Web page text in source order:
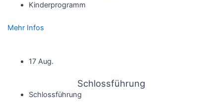
Kinderprogramm
Mehr Infos
17 Aug.
Schlossführung
Schlossführung